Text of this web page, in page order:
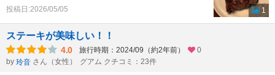
投稿日:2026/05/05
1
ステーキが美味しい！！
4.0 旅行時期：2024/09（約2年前）
0
by 玲音 さん（女性） グアム クチコミ：23件